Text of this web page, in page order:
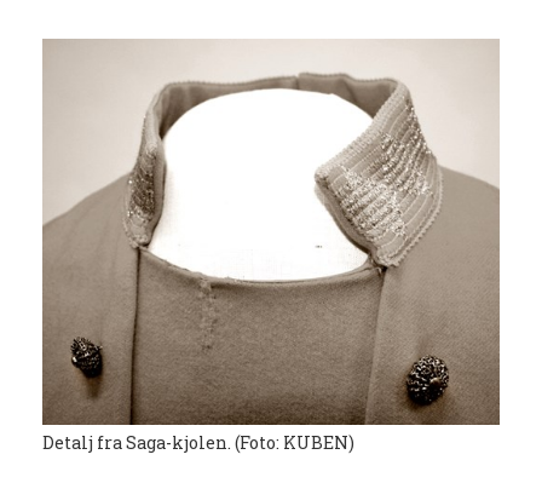
Detalj fra Saga-kjolen. (Foto: KUBEN)